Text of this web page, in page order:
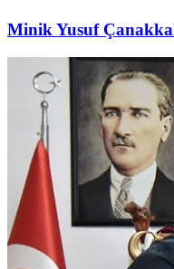
Minik Yusuf